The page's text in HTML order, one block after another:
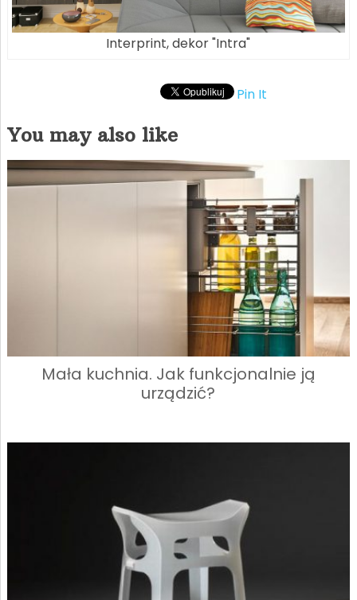
Interprint, dekor "Intra"
Pin It
You may also like
Mała kuchnia. Jak funkcjonalnie ją
urządzić?